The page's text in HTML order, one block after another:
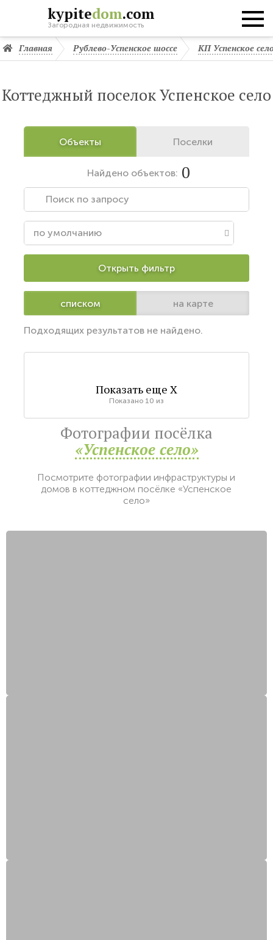
kypitedom.com
Загородная недвижимость
Главная Рублево-Успенское шоссе КП Успенское
Коттеджный поселок Успенское село
Объекты Поселки
Найденообъектов: 0
Открыть фильтр
списком на карте
Подходящих результатов не найдено.
Показать еще X
Показано 10 из
Фотографии посёлка
«Успенское село»
Посмотрите фотографии инфраструктуры и
домов в коттеджном посёлке «Успенское
село»